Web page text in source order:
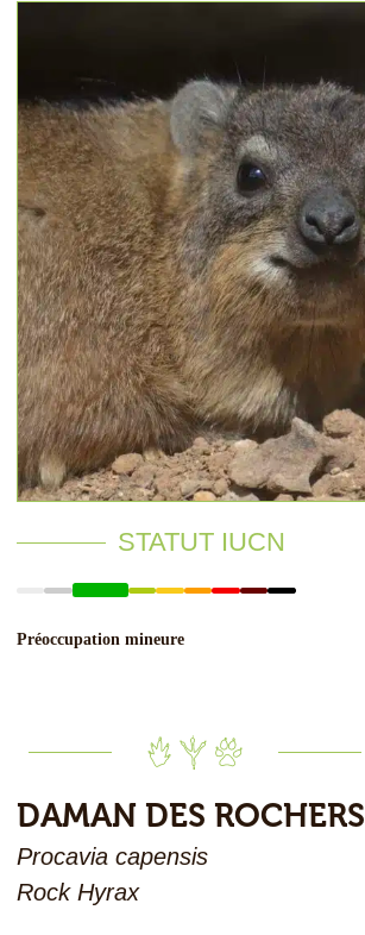
STATUT IUCN
Préoccupation mineure
DAMAN DES ROCHERS
Procavia capensis
Rock Hyrax